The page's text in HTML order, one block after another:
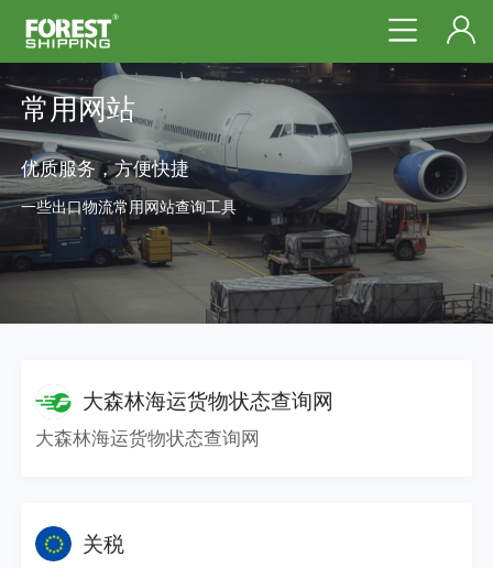
常用网站
优质服务，方便快捷
一些出口物流常用网站查询工具
大森林海运货物状态查询网
大森林海运货物状态查询网
关税